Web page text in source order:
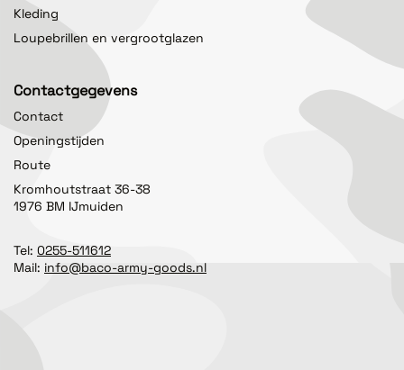
Kleding
Loupebrillen en vergrootglazen
Contactgegevens
Contact
Openingstijden
Route
Kromhoutstraat 36-38
1976 BM IJmuiden
Tel: 0255-511612
Mail: info@baco-army-goods.nl